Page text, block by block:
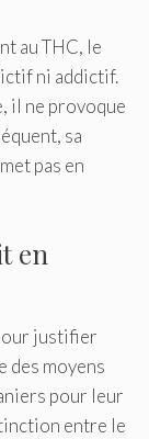
au THC, le
ni addictif.
il ne provoque
sa
pas en
en
justifier
des moyens
pour leur
entre le